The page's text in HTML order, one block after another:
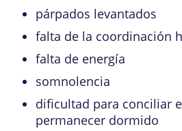
párpados levantados
falta de la coordinación
falta de energía
somnolencia
dificultad para conciliar
permanecer dormido